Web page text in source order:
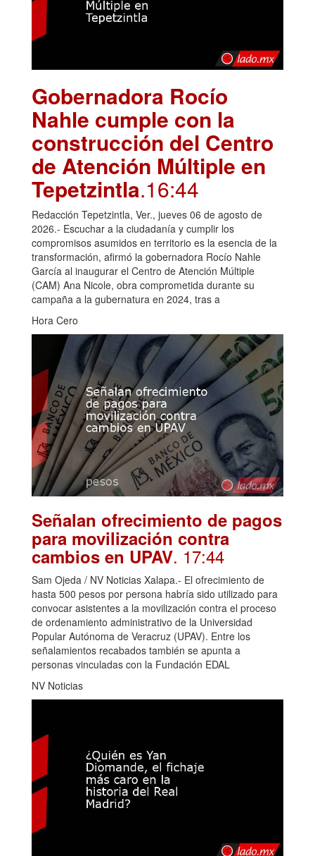
Gobernadora Rocío
Nahle cumple con la
construcción del Centro
de Atención Múltiple en
Tepetzintla.16:44
Redacción Tepetzintla, Ver., jueves 06 de agosto de
2026.- Escuchar a la ciudadanía y cumplir los
compromisos asumidos en territorio es la esencia de la
transformación, afirmó la gobernadora Rocío Nahle
García al inaugurar el Centro de Atención Múltiple
(CAM) Ana Nicole, obra comprometida durante su
campaña a la gubernatura en 2024, tras a
Hora Cero
Señalan ofrecimiento de pagos
para movilización contra
cambios en UPAV. 17:44
Sam Ojeda / NV Noticias Xalapa.- El ofrecimiento de
hasta 500 pesos por persona habría sido utilizado para
convocar asistentes a la movilización contra el proceso
de ordenamiento administrativo de la Universidad
Popular Autónoma de Veracruz (UPAV). Entre los
señalamientos recabados también se apunta a
personas vinculadas con la Fundación EDAL
NV Noticias